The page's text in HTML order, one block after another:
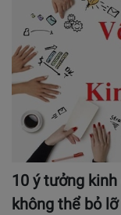
10 ý tưởng kinh
không thể bỏ lỡ